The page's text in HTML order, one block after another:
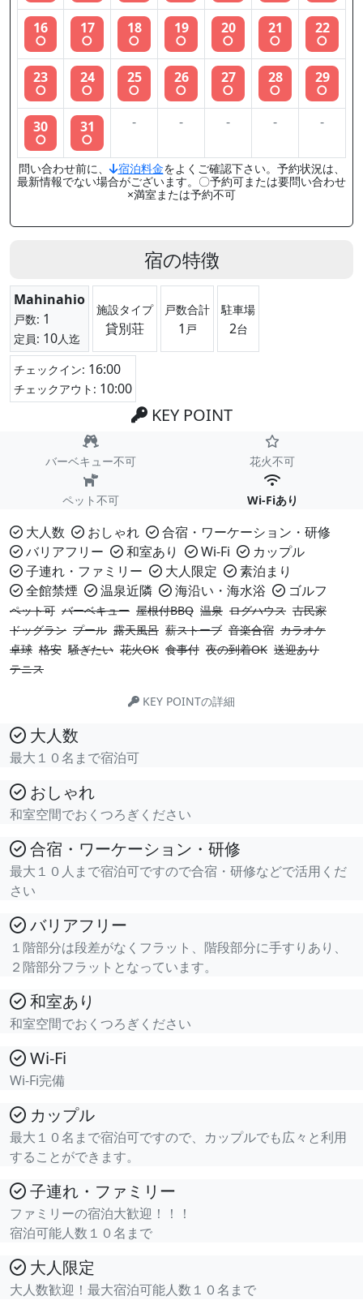
16
○
17
○
18
○
19
○
20
○
21
○
22
○
23
○
24
○
25
○
26
○
27
○
28
○
29
○
30
○
31
○
- - - - -
問い合わせ前に、 宿泊料金をよくご確認下さい。予約状況は、
最新情報でない場合がございます。〇予約可または要問い合わせ
×満室または予約不可
宿の特徴
Mahinahio
戸数: 1
定員: 10人迄
施設タイプ
貸別荘
戸数合計
1 戸
駐車場
2台
チェックイン: 16:00
チェックアウト: 10:00
KEY POINT
バーベキュー不可 花火不可
ペット不可 Wi-Fiあり
大人数 おしゃれ
合宿・ワーケーション・研修
バリアフリー
和室あり Wi-Fi
カップル
子連れ・ファミリー
大人限定
素泊まり
全館禁煙
温泉近隣 海沿い・海水浴 ゴルフ
ペット可 バーベキュー 屋根付BBQ 温泉 ログハウス 古民家
ドッグラン プール 露天風呂 薪ストーブ 音楽合宿 カラオケ
卓球 格安 騒ぎたい 花火OK 食事付 夜の到着OK 送迎あり
テニス
KEY POINTの詳細
大人数
最大１０名まで宿泊可
おしゃれ
和室空間でおくつろぎください
合宿・ワーケーション・研修
最大１０人まで宿泊可ですので合宿・研修などで活用くだ
さい
バリアフリー
１階部分は段差がなくフラット、階段部分に手すりあり、
２階部分フラットとなっています。
和室あり
和室空間でおくつろぎください
Wi-Fi
Wi-Fi完備
カップル
最大１０名まで宿泊可ですので、カップルでも広々と利用
することができます。
子連れ・ファミリー
ファミリーの宿泊大歓迎！！！
宿泊可能人数１０名まで
大人限定
大人数歓迎！最大宿泊可能人数１０名まで